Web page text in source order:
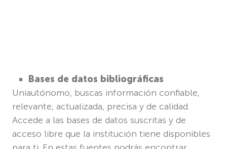
Bases de datos bibliográficas
Uniautónomo, buscas información confiable,
relevante, actualizada, precisa y de calidad.
Accede a las bases de datos suscritas y de
acceso libre que la institución tiene disponibles